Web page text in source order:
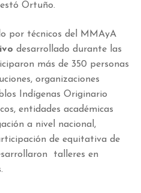
Ortuño.
por técnicos del MMAyA
desarrollado durante las
más de 350 personas
organizaciones
Indígenas Originario
entidades académicas
a nivel nacional,
de equitativa de
talleres en